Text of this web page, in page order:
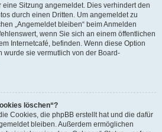
Sitzung angemeldet. Dies verhindert den
durch einen Dritten. Um angemeldet zu
„Angemeldet bleiben“ beim Anmelden
wenn Sie sich an einem öffentlichen
Internetcafé, befinden. Wenn diese Option
wurde sie vermutlich von der Board-
löschen“?
Cookies, die phpBB erstellt hat und die dafür
bleiben. Außerdem ermöglichen